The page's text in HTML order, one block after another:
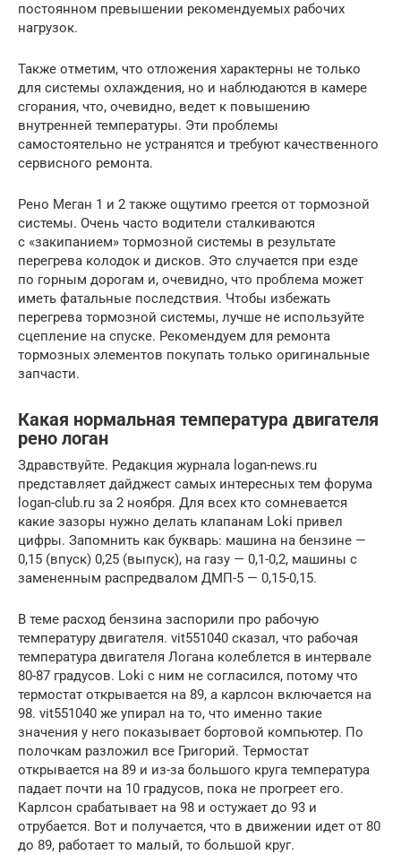
постоянном превышении рекомендуемых рабочих
нагрузок.
Также отметим, что отложения характерны не только
для системы охлаждения, но и наблюдаются в камере
сгорания, что, очевидно, ведет к повышению
внутренней температуры. Эти проблемы
самостоятельно не устранятся и требуют качественного
сервисного ремонта.
Рено Меган 1 и 2 также ощутимо греется от тормозной
системы. Очень часто водители сталкиваются
с «закипанием» тормозной системы в результате
перегрева колодок и дисков. Это случается при езде
по горным дорогам и, очевидно, что проблема может
иметь фатальные последствия. Чтобы избежать
перегрева тормозной системы, лучше не используйте
сцепление на спуске. Рекомендуем для ремонта
тормозных элементов покупать только оригинальные
запчасти.
Какая нормальная температура двигателя
рено логан
Здравствуйте. Редакция журнала logan-news.ru
представляет дайджест самых интересных тем форума
logan-club.ru за 2 ноября. Для всех кто сомневается
какие зазоры нужно делать клапанам Loki привел
цифры. Запомнить как букварь: машина на бензине —
0,15 (впуск) 0,25 (выпуск), на газу — 0,1-0,2, машины с
замененным распредвалом ДМП-5 — 0,15-0,15.
В теме расход бензина заспорили про рабочую
температуру двигателя. vit551040 сказал, что рабочая
температура двигателя Логана колеблется в интервале
80-87 градусов. Loki с ним не согласился, потому что
термостат открывается на 89, а карлсон включается на
98. vit551040 же упирал на то, что именно такие
значения у него показывает бортовой компьютер. По
полочкам разложил все Григорий. Термостат
открывается на 89 и из-за большого круга температура
падает почти на 10 градусов, пока не прогреет его.
Карлсон срабатывает на 98 и остужает до 93 и
отрубается. Вот и получается, что в движении идет от 80
до 89, работает то малый, то большой круг.